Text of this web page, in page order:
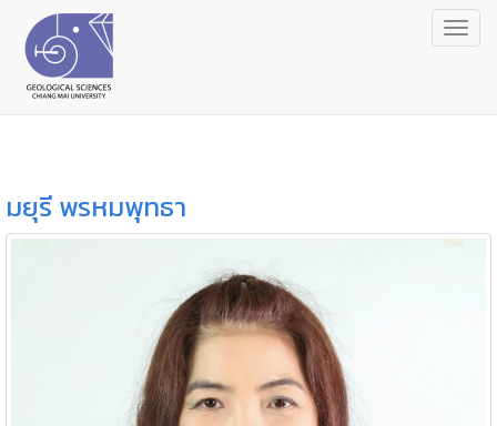
มยุรี พรหมพุทธา